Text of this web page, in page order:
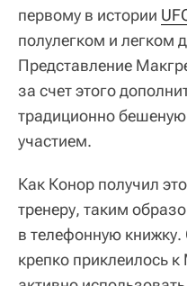
первому в истории
полулегком и легком
Представление
за счет этого
традиционно
участием.
Как Конор получил
тренеру, таким
в телефонную
крепко приклеилось